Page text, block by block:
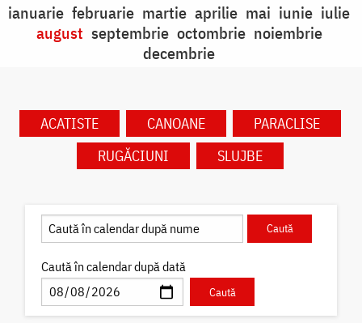
ianuarie februarie martie aprilie mai iunie iulie
august septembrie octombrie noiembrie
decembrie
ACATISTE CANOANE
PARACLISE
RUGĂCIUNI
SLUJBE
Caută în calendar după dată